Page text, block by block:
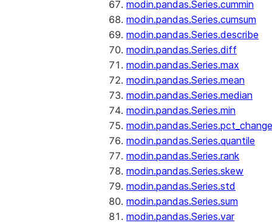
modin.pandas.Series.cummin
modin.pandas.Series.cumsum
modin.pandas.Series.describe
modin.pandas.Series.diff
modin.pandas.Series.max
modin.pandas.Series.mean
modin.pandas.Series.median
modin.pandas.Series.min
modin.pandas.Series.pct_change
modin.pandas.Series.quantile
modin.pandas.Series.rank
modin.pandas.Series.skew
modin.pandas.Series.std
modin.pandas.Series.sum
modin.pandas.Series.var